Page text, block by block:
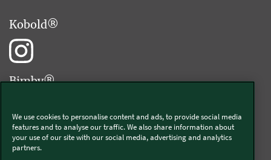
Kobold®
Bimby®
Livro de Elogios® Digital
We use cookies to personalise content and ads, to provide social media
features and to analyse our traffic. We also share information about
your use of our site with our social media, advertising and analytics
partners.